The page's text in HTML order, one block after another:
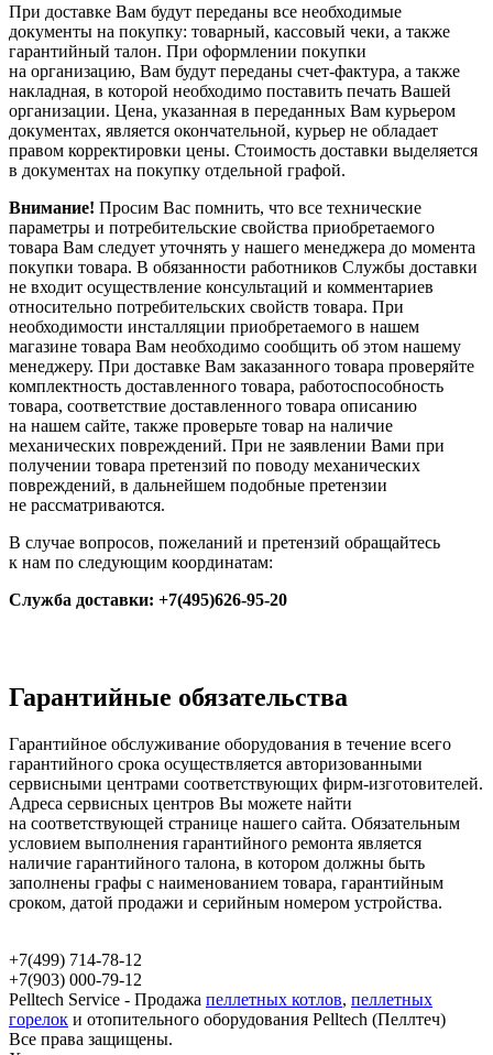
При доставке Вам будут переданы все необходимые
документы на покупку: товарный, кассовый чеки, а также
гарантийный талон. При оформлении покупки
на организацию, Вам будут переданы счет-фактура, а также
накладная, в которой необходимо поставить печать Вашей
организации. Цена, указанная в переданных Вам курьером
документах, является окончательной, курьер не обладает
правом корректировки цены. Стоимость доставки выделяется
в документах на покупку отдельной графой.
Внимание! Просим Вас помнить, что все технические
параметры и потребительские свойства приобретаемого
товара Вам следует уточнять у нашего менеджера до момента
покупки товара. В обязанности работников Службы доставки
не входит осуществление консультаций и комментариев
относительно потребительских свойств товара. При
необходимости инсталляции приобретаемого в нашем
магазине товара Вам необходимо сообщить об этом нашему
менеджеру. При доставке Вам заказанного товара проверяйте
комплектность доставленного товара, работоспособность
товара, соответствие доставленного товара описанию
на нашем сайте, также проверьте товар на наличие
механических повреждений. При не заявлении Вами при
получении товара претензий по поводу механических
повреждений, в дальнейшем подобные претензии
не рассматриваются.
В случае вопросов, пожеланий и претензий обращайтесь
к нам по следующим координатам:
Служба доставки: +7(495)626-95-20
Гарантийные обязательства
Гарантийное обслуживание оборудования в течение всего
гарантийного срока осуществляется авторизованными
сервисными центрами соответствующих фирм-изготовителей.
Адреса сервисных центров Вы можете найти
на соответствующей странице нашего сайта. Обязательным
условием выполнения гарантийного ремонта является
наличие гарантийного талона, в котором должны быть
заполнены графы с наименованием товара, гарантийным
сроком, датой продажи и серийным номером устройства.
+7(499) 714-78-12
+7(903) 000-79-12
Pelltech Service - Продажа пеллетных котлов, пеллетных
горелок и отопительного оборудования Pelltech (Пеллтеч)
Все права защищены.